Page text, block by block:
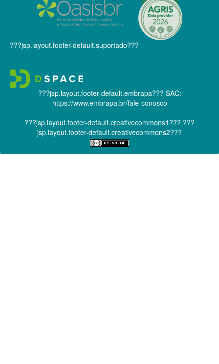
???jsp.layout.footer-default.suportado???
???jsp.layout.footer-default.embrapa??? SAC:
https://www.embrapa.br/fale-conosco
???jsp.layout.footer-default.creativecommons1??? ???
jsp.layout.footer-default.creativecommons2???